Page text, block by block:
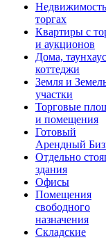
торгах
Квартиры с
и аукционов
Дома,
коттеджи
Земля и
участки
Торговые
и помещения
Готовый
Арендный
Отдельно
здания
Офисы
Помещения
свободного
назначения
Складские